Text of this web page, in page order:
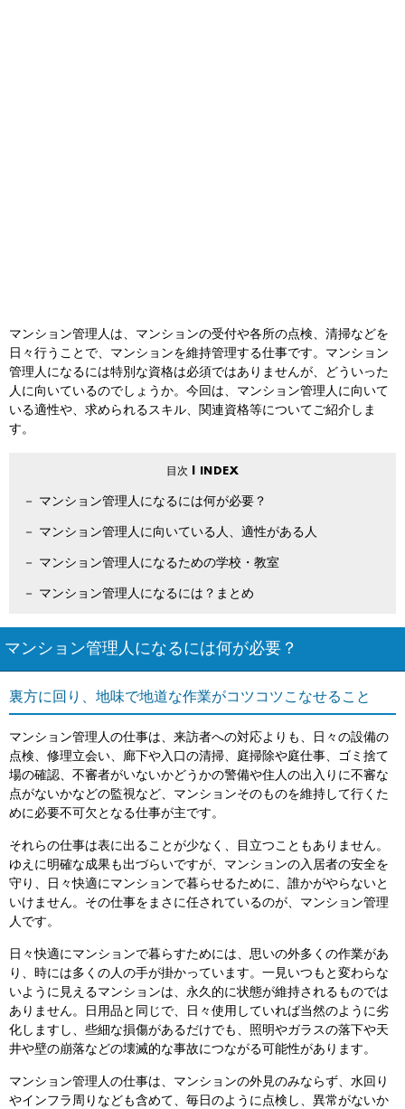
マンション管理人は、マンションの受付や各所の点検、清掃などを
日々行うことで、マンションを維持管理する仕事です。マンション
管理人になるには特別な資格は必須ではありませんが、どういった
人に向いているのでしょうか。今回は、マンション管理人に向いて
いる適性や、求められるスキル、関連資格等についてご紹介しま
す。
マンション管理人になるには何が必要？
マンション管理人に向いている人、適性がある人
マンション管理人になるための学校・教室
マンション管理人になるには？まとめ
マンション管理人になるには何が必要？
裏方に回り、地味で地道な作業がコツコツこなせること
マンション管理人の仕事は、来訪者への対応よりも、日々の設備の
点検、修理立会い、廊下や入口の清掃、庭掃除や庭仕事、ゴミ捨て
場の確認、不審者がいないかどうかの警備や住人の出入りに不審な
点がないかなどの監視など、マンションそのものを維持して行くた
めに必要不可欠となる仕事が主です。
それらの仕事は表に出ることが少なく、目立つこともありません。
ゆえに明確な成果も出づらいですが、マンションの入居者の安全を
守り、日々快適にマンションで暮らせるために、誰かがやらないと
いけません。その仕事をまさに任されているのが、マンション管理
人です。
日々快適にマンションで暮らすためには、思いの外多くの作業があ
り、時には多くの人の手が掛かっています。一見いつもと変わらな
いように見えるマンションは、永久的に状態が維持されるものでは
ありません。日用品と同じで、日々使用していれば当然のように劣
化しますし、些細な損傷があるだけでも、照明やガラスの落下や天
井や壁の崩落などの壊滅的な事故につながる可能性があります。
マンション管理人の仕事は、マンションの外見のみならず、水回り
やインフラ周りなども含めて、毎日のように点検し、異常がないか